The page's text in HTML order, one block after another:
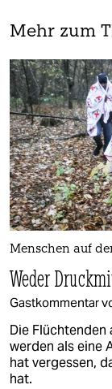
Mehr zum
Menschen auf
Weder
Gastkommentar
Die Flüchtenden
werden als eine
hat vergessen,
hat.